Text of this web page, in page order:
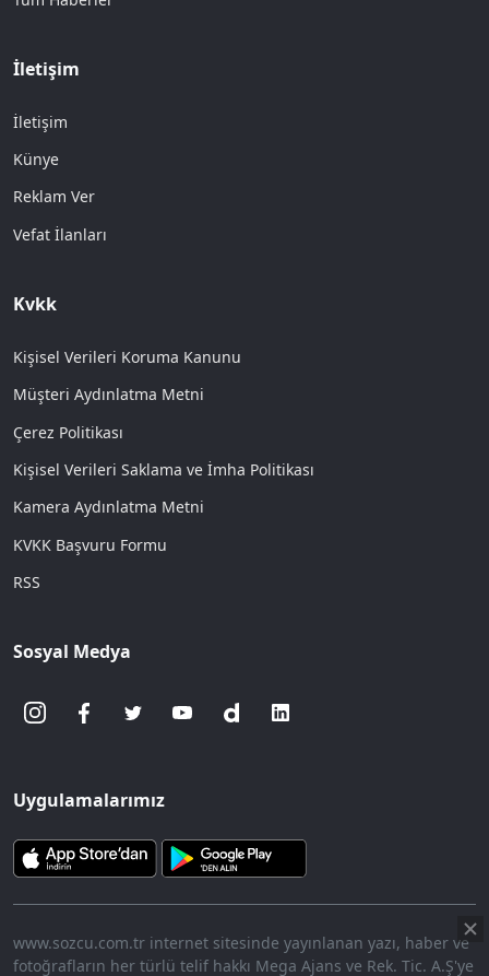
İletişim
İletişim
Künye
Reklam Ver
Vefat İlanları
Kvkk
Kişisel Verileri Koruma Kanunu
Müşteri Aydınlatma Metni
Çerez Politikası
Kişisel Verileri Saklama ve İmha Politikası
Kamera Aydınlatma Metni
KVKK Başvuru Formu
RSS
Sosyal Medya
Uygulamalarımız
www.sozcu.com.tr internet sitesinde yayınlanan yazı, haber ve
fotoğrafların her türlü telif hakkı Mega Ajans ve Rek. Tic. A.Ş'ye